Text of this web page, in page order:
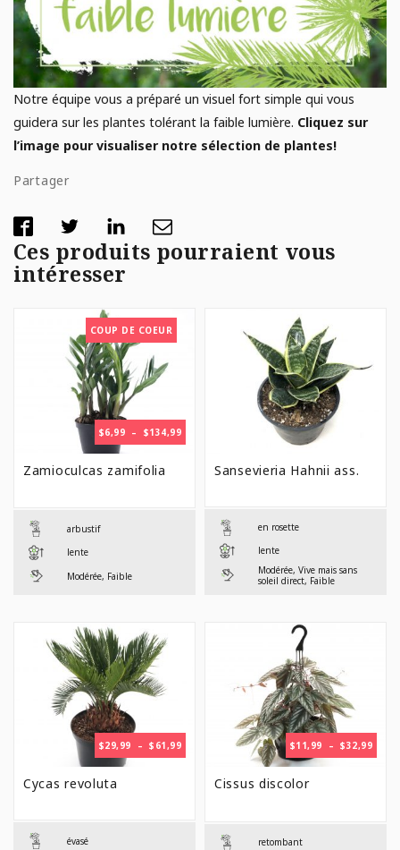
Notre équipe vous a préparé un visuel fort simple qui vous
guidera sur les plantes tolérant la faible lumière. Cliquez sur
l’image pour visualiser notre sélection de plantes!
Partager
Ces produits pourraient vous
intéresser
COUP DE COEUR
$6,99 – $134,99PLAGE
DE
Zamioculcas zamifolia
arbustif
lente
Modérée, Faible
Sansevieria Hahnii ass.
en rosette
lente
Modérée, Vive mais sans
soleil direct, Faible
$29,99 – $ 61,99PLAGE
DE
Cycas revoluta
évasé
$11,99 – $32,99
DE
Cissus discolor
retombant